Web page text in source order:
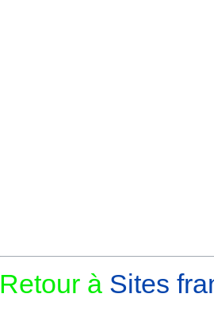
Retour à Sites